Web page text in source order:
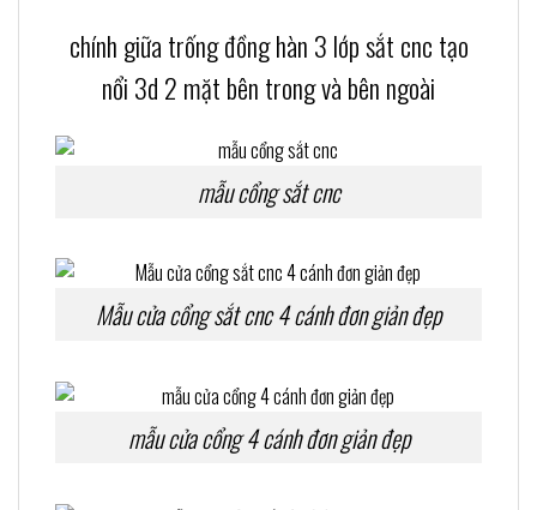
chính giữa trống đồng hàn 3 lớp sắt cnc tạo
nổi 3d 2 mặt bên trong và bên ngoài
mẫu cổng sắt cnc
Mẫu cửa cổng sắt cnc 4 cánh đơn giản đẹp
mẫu cửa cổng 4 cánh đơn giản đẹp